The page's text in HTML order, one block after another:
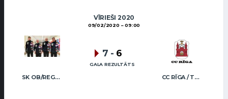
VĪRIEŠI 2020
09/02/2020 09:00
SK OB/REGŽA MEN CC RĪGA / TRUKŠĀNS
7 - 6
GALA REZULTĀTS